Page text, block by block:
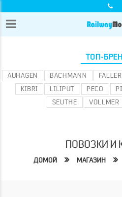
ТОП-
AUHAGEN BACHMANN FALLER
KIBRI
LILIPUT PECO
SEUTHE
VOLLMER
ПОВОЗКИ И
ДОМОЙ МАГАЗИН